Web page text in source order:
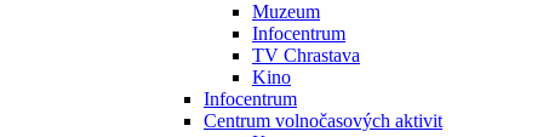
Muzeum
Infocentrum
TV Chrastava
Kino
Infocentrum
Centrum volnočasových aktivit